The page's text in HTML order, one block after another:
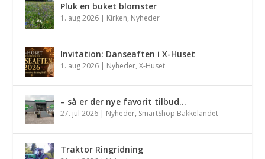
Pluk en buket blomster
1. aug 2026 | Kirken, Nyheder
Invitation: Danseaften i X-Huset
1. aug 2026 | Nyheder,X-Huset
– så er der nye favorit tilbud…
27. jul 2026 | Nyheder, SmartShop Bakkelandet
Traktor Ringridning